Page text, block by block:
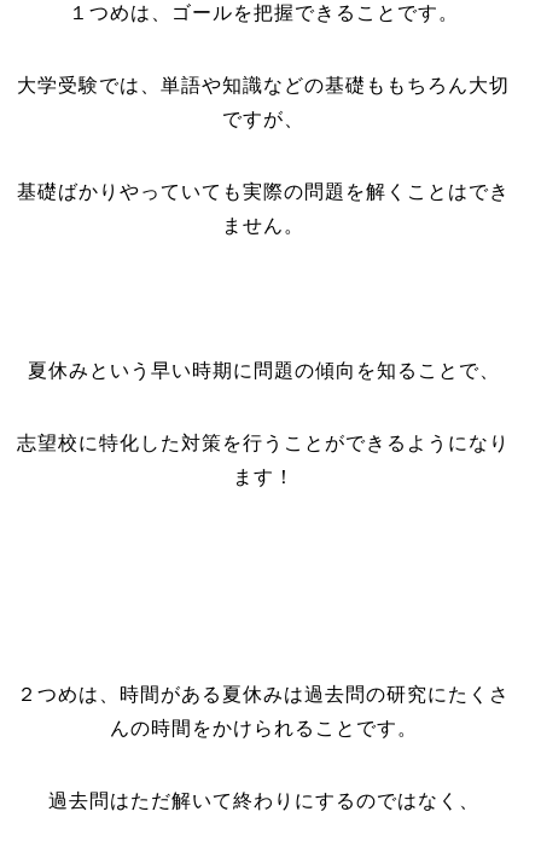
１つめは、ゴールを把握できることです。
大学受験では、単語や知識などの基礎ももちろん大切
ですが、
基礎ばかりやっていても実際の問題を解くことはでき
ません。
夏休みという早い時期に問題の傾向を知ることで、
志望校に特化した対策を行うことができるようになり
ます！
２つめは、時間がある夏休みは過去問の研究にたくさ
んの時間をかけられることです。
過去問はただ解いて終わりにするのではなく、